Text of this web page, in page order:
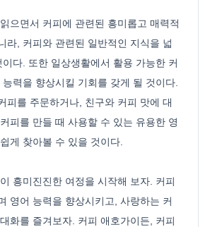
으면서 커피에 관련된 흥미롭고 매력적
라, 커피와 관련된 일반적인 지식을 넓
다. 또한 일상생활에서 활용 가능한 커
력을 향상시킬 기회를 갖게 될 것이다.
피를 주문하거나, 친구와 커피 맛에 대
피를 만들 때 사용할 수 있는 유용한 영
게 찾아볼 수 있을 것이다.
흥미진진한 여정을 시작해 보자. 커피
영어 능력을 향상시키고, 사랑하는 커
화를 즐겨보자. 커피 애호가이든, 커피